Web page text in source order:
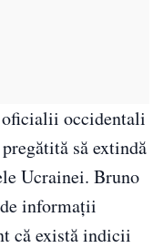
occidentali
să extindă
Ucrainei. Bruno
informații
că există indicii